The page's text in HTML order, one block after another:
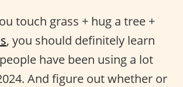
touch grass + hug a tree +
, you should definitely learn
have been using a lot
And figure out whether or